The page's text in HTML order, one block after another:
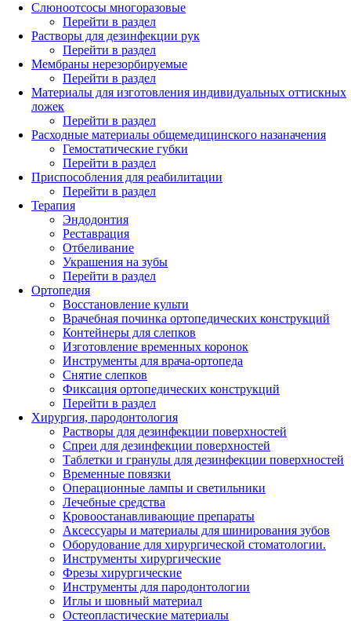
Слюноотсосы многоразовые
Перейти в раздел
Растворы для дезинфекции рук
Перейти в раздел
Мембраны нерезорбируемые
Перейти в раздел
Материалы для изготовления индивидуальных оттискных
ложек
Перейти в раздел
Расходные материалы общемедицинского назаначения
Гемостатические губки
Перейти в раздел
Приспособления для реабилитации
Перейти в раздел
Терапия
Эндодонтия
Реставрация
Отбеливание
Украшения на зубы
Перейти в раздел
Ортопедия
Восстановление культи
Врачебная починка ортопедических конструкций
Контейнеры для слепков
Изготовление временных коронок
Инструменты для врача-ортопеда
Снятие слепков
Фиксация ортопедических конструкций
Перейти в раздел
Хирургия, пародонтология
Растворы для дезинфекции поверхностей
Спреи для дезинфекции поверхностей
Таблетки и гранулы для дезинфекции поверхностей
Временные повязки
Операционные лампы и светильники
Лечебные средства
Кровоостанавливающие препараты
Аксессуары и материалы для шинирования зубов
Оборудование для хирургической стоматологии.
Инструменты хирургические
Фрезы хирургические
Инструменты для пародонтологии
Иглы и шовный материал
Остеопластические материалы